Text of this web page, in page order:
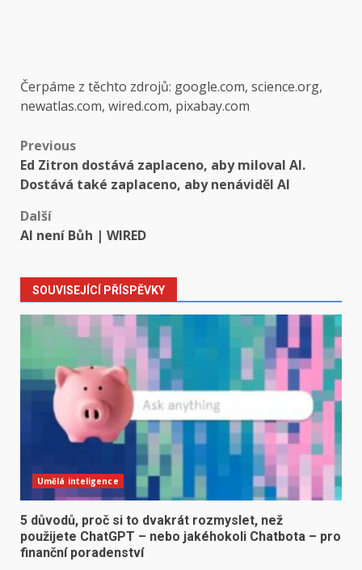
Čerpáme z těchto zdrojů: google.com, science.org,
newatlas.com, wired.com, pixabay.com
Post
navigation
Previous
Ed Zitron dostává zaplaceno, aby miloval AI.
Dostává také zaplaceno, aby nenáviděl AI
Další
AI není Bůh | WIRED
SOUVISEJÍCÍ PŘÍSPĚVKY
Umělá inteligence
5 důvodů, proč si to dvakrát rozmyslet, než
použijete ChatGPT – nebo jakéhokoli Chatbota – pro
finanční poradenství